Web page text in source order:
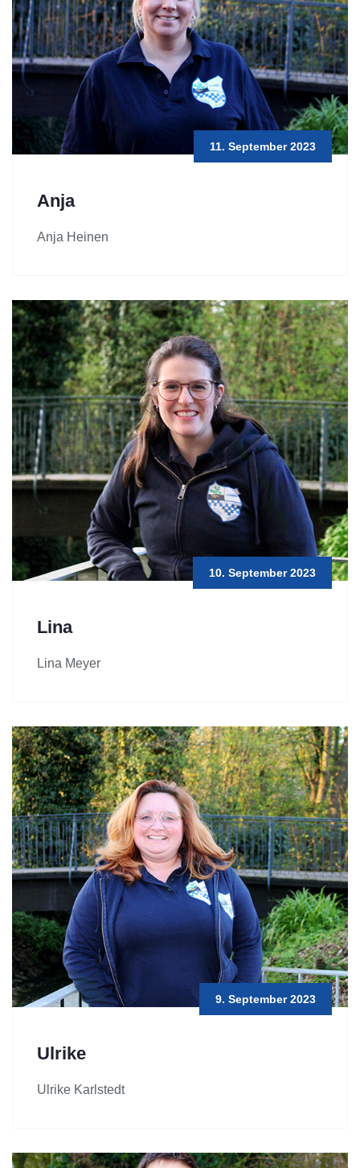
11. September 2023
Anja
Anja Heinen
10. September 2023
Lina
Lina Meyer
9. September 2023
Ulrike
Ulrike Karlstedt